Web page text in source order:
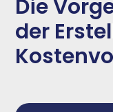
Die
der